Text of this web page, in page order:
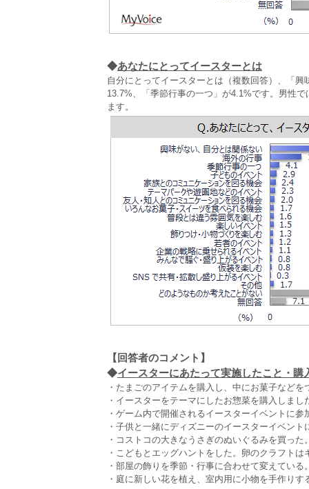
◆あなたにとってイースターとは
自分にとってイースターとは（複数回答）、「
13.7%、「季節行事の一つ」が4.1%です。男性
ます。
【回答者のコメント】
◆イースターにあたって実施したこと・購
・たまごのアイテムを購入し、中にお菓子など
・イースターをテーマにしたお惣菜を購入しまし
・ゲーム内で開催されるイースターイベントに
・子供と一緒にディズニーのイースターイベン
・コストコの大きなうさぎのぬいぐるみを買った
・こどもとエッグハントをした。卵のクラフト
・部屋の飾りを季節・行事に合わせて変えている
・庭に新しい花を植え、室内用に小物を手作りす